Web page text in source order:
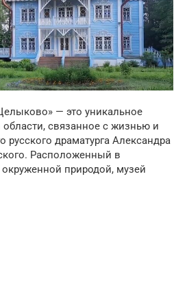
— это уникальное
связанное с жизнью и
русского драматурга Александра
Расположенный в
природой, музей